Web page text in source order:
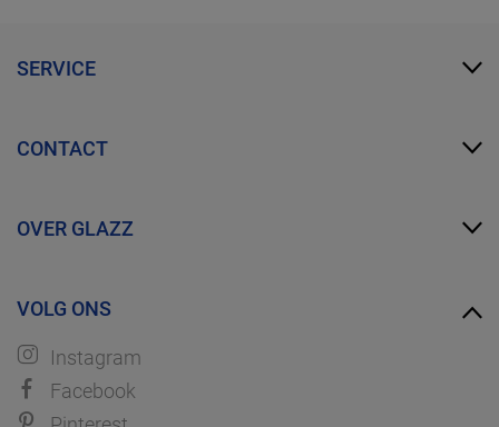
SERVICE
Zakelijk account
Proefmonsters bestellen
CONTACT
WhatsApp
OVER GLAZZ
Ontdek GLAZZ
VOLG ONS
Instagram
Facebook